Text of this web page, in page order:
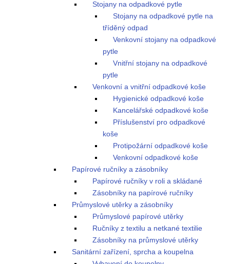
Stojany na odpadkové pytle
Stojany na odpadkové pytle na
tříděný odpad
Venkovní stojany na odpadkové
pytle
Vnitřní stojany na odpadkové
pytle
Venkovní a vnitřní odpadkové koše
Hygienické odpadkové koše
Kancelářské odpadkové koše
Příslušenství pro odpadkové
koše
Protipožární odpadkové koše
Venkovní odpadkové koše
Papírové ručníky a zásobníky
Papírové ručníky v roli a skládané
Zásobníky na papírové ručníky
Průmyslové utěrky a zásobníky
Průmyslové papírové utěrky
Ručníky z textilu a netkané textilie
Zásobníky na průmyslové utěrky
Sanitární zařízení, sprcha a koupelna